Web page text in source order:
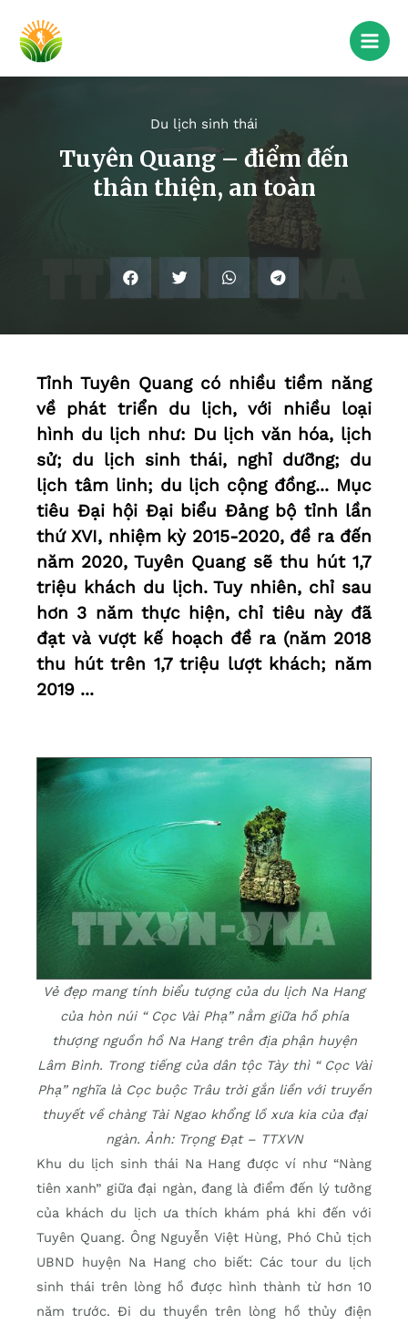
Du lịch sinh thái
Tuyên Quang – điểm đến
thân thiện, an toàn
Tỉnh Tuyên Quang có nhiều tiềm năng
về phát triển du lịch, với nhiều loại
hình du lịch như: Du lịch văn hóa, lịch
sử; du lịch sinh thái, nghỉ dưỡng; du
lịch tâm linh; du lịch cộng đồng... Mục
tiêu Đại hội Đại biểu Đảng bộ tỉnh lần
thứ XVI, nhiệm kỳ 2015-2020, đề ra đến
năm 2020, Tuyên Quang sẽ thu hút 1,7
triệu khách du lịch. Tuy nhiên, chỉ sau
hơn 3 năm thực hiện, chỉ tiêu này đã
đạt và vượt kế hoạch đề ra (năm 2018
thu hút trên 1,7 triệu lượt khách; năm
2019 ...
Vẻ đẹp mang tính biểu tượng của du lịch Na Hang
của hòn núi “ Cọc Vài Phạ” nằm giữa hồ phía
thượng nguồn hồ Na Hang trên địa phận huyện
Lâm Bình. Trong tiếng của dân tộc Tày thì “ Cọc Vài
Phạ” nghĩa là Cọc buộc Trâu trời gắn liền với truyền
thuyết về chàng Tài Ngao khổng lồ xưa kia của đại
ngàn. Ảnh: Trọng Đạt – TTXVN
Khu du lịch sinh thái Na Hang được ví như “Nàng
tiên xanh” giữa đại ngàn, đang là điểm đến lý tưởng
của khách du lịch ưa thích khám phá khi đến với
Tuyên Quang. Ông Nguyễn Việt Hùng, Phó Chủ tịch
UBND huyện Na Hang cho biết: Các tour du lịch
sinh thái trên lòng hồ được hình thành từ hơn 10
năm trước. Đi du thuyền trên lòng hồ thủy điện